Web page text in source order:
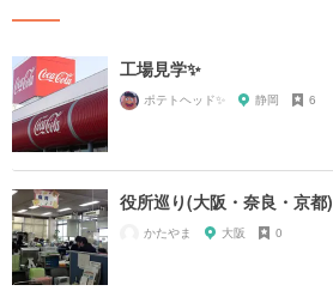
工場見学✨
ポテトヘッド✨ 静岡 6
役所巡り(大阪・奈良・京都)
かたやま 大阪 0